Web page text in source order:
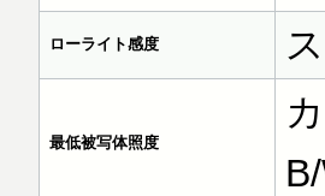
ローライト感度
最低被写体照度